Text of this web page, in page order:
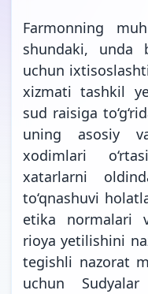
Farmonning
shundaki, unda
uchun
xizmati tashkil
sud raisiga
uning asosiy
xodimlari
xatarlarni
to‘qnashuvi
etika normalari
rioya yetilishini
tegishli nazorat
uchun